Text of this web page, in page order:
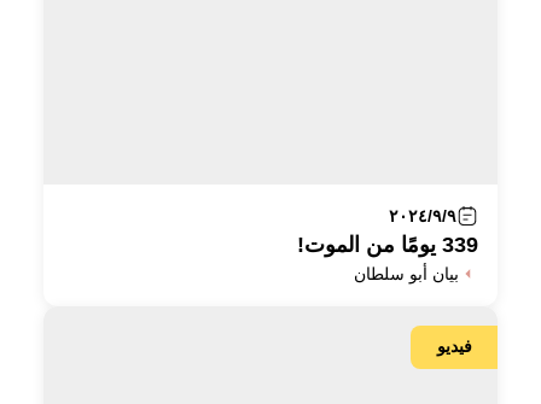
٢٠٢٤/٩/٩
339 يومًا من الموت!
بيان أبو سلطان
فيديو